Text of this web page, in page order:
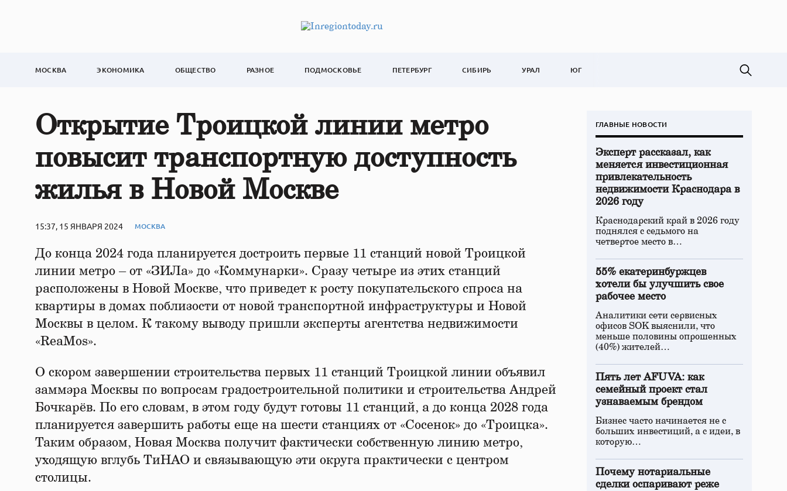
МОСКВА ЭКОНОМИКА ОБЩЕСТВО РАЗНОЕ ПОДМОСКОВЬЕ ПЕТЕРБУРГ СИБИРЬ УРАЛ ЮГ
Открытие Троицкой линии метро
повысит транспортную доступность
жилья в Новой Москве
15:37, 15 ЯНВАРЯ 2024 МОСКВА
До конца 2024 года планируется достроить первые 11 станций новой Троицкой
линии метро – от «ЗИЛа» до «Коммунарки». Сразу четыре из этих станций
расположены в Новой Москве, что приведет к росту покупательского спроса на
квартиры в домах поблизости от новой транспортной инфраструктуры и Новой
Москвы в целом. К такому выводу пришли эксперты агентства недвижимости
«ReaMos».
О скором завершении строительства первых 11 станций Троицкой линии объявил
заммэра Москвы по вопросам градостроительной политики и строительства Андрей
Бочкарёв. По его словам, в этом году будут готовы 11 станций, а до конца 2028 года
планируется завершить работы еще на шести станциях от «Сосенок» до «Троицка».
Таким образом, Новая Москва получит фактически собственную линию метро,
уходящую вглубь ТиНАО и связывающую эти округа практически с центром
столицы.
ГЛАВНЫЕ НОВОСТИ
Эксперт рассказал, как
меняется инвестиционная
привлекательность
недвижимости Краснодара в
2026 году
Краснодарский край в 2026 году
поднялся с седьмого на
четвертое место в…
55% екатеринбуржцев
хотели бы улучшить свое
рабочее место
Аналитики сети сервисных
офисов SOK выяснили, что
меньше половины опрошенных
(40%) жителей…
Пять лет AFUVA: как
семейный проект стал
узнаваемым брендом
Бизнес часто начинается не с
больших инвестиций, а с идеи, в
которую…
Почему нотариальные
сделки оспаривают реже